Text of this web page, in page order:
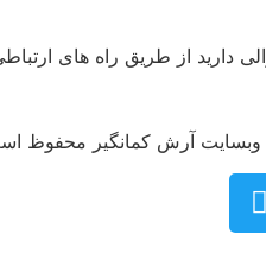
دارید از طریق راه های ارتباطی
وبسایت آرش کمانگیر محفوظ